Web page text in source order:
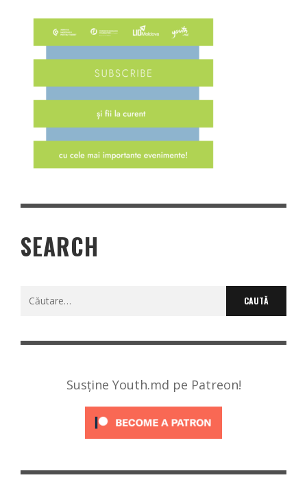
SEARCH
Caută
Susține Youth.md pe Patreon!